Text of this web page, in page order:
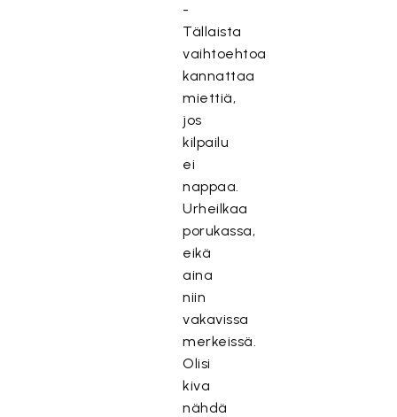
-
Tällaista
vaihtoehtoa
kannattaa
miettiä,
jos
kilpailu
ei
nappaa.
Urheilkaa
porukassa,
eikä
aina
niin
vakavissa
merkeissä.
Olisi
kiva
nähdä